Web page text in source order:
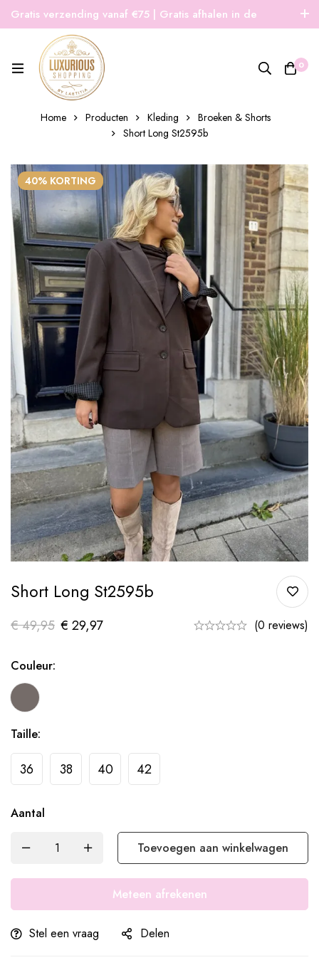
Gratis verzending vanaf €75 | Gratis afhalen in de
winkel | Snelle verzending
0
Home Producten Kleding
Broeken & Shorts
Short Long St2595b
40% KORTING
Short Long St2595b
€49,95 € 29,97 (0 reviews)
Couleur:
Taille:
36 38 40 42
Aantal
Toevoegen aan winkelwagen
Meteen afrekenen
Stel een vraag Delen